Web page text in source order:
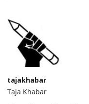
tajakhabar
Taja Khabar